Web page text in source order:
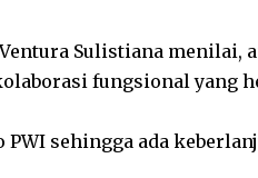
Sulistiana menilai,
fungsional yang
sehingga ada